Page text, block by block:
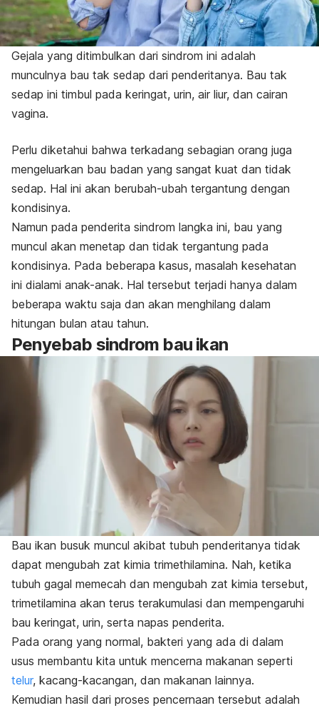
Gejala yang ditimbulkan dari sindrom ini adalah
munculnya bau tak sedap dari penderitanya. Bau tak
sedap ini timbul pada keringat, urin, air liur, dan cairan
vagina.
Perlu diketahui bahwa terkadang sebagian orang juga
mengeluarkan bau badan yang sangat kuat dan tidak
sedap. Hal ini akan berubah-ubah tergantung dengan
kondisinya.
Namun pada penderita sindrom langka ini, bau yang
muncul akan menetap dan tidak tergantung pada
kondisinya. Pada beberapa kasus, masalah kesehatan
ini dialami anak-anak. Hal tersebut terjadi hanya dalam
beberapa waktu saja dan akan menghilang dalam
hitungan bulan atau tahun.
Penyebab sindrom bau ikan
Bau ikan busuk muncul akibat tubuh penderitanya tidak
dapat mengubah zat kimia trimethilamina. Nah, ketika
tubuh gagal memecah dan mengubah zat kimia tersebut,
trimetilamina akan terus terakumulasi dan mempengaruhi
bau keringat, urin, serta napas penderita.
Pada orang yang normal, bakteri yang ada di dalam
usus membantu kita untuk mencerna makanan seperti
telur, kacang-kacangan, dan makanan lainnya.
Kemudian hasil dari proses pencernaan tersebut adalah